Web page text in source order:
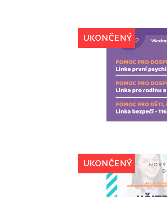
UKONČENÝ
UKONČENÝ